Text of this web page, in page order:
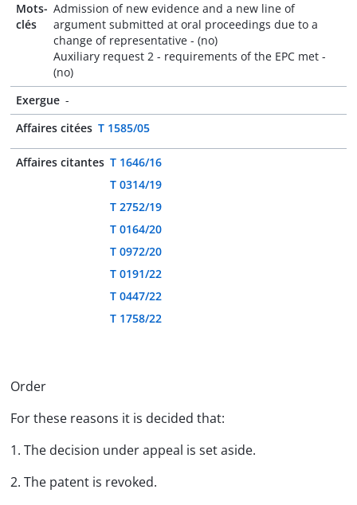
Mots-
clés
Admission of new evidence and a new line of
argument submitted at oral proceedings due to a
change of representative - (no)
Auxiliary request 2 - requirements of the EPC met -
(no)
Exergue -
Affaires citées T 1585/05
Affaires citantes T 1646/16
T 0314/19
T 2752/19
T 0164/20
T 0972/20
T 0191/22
T 0447/22
T 1758/22
Order
For these reasons it is decided that:
1. The decision under appeal is set aside.
2. The patent is revoked.